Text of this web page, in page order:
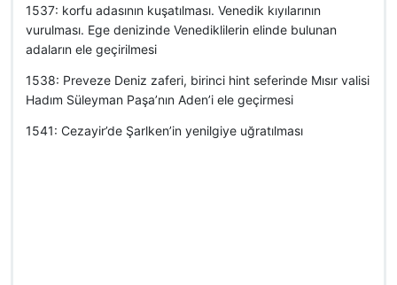
1537: korfu adasının kuşatılması. Venedik kıyılarının
vurulması. Ege denizinde Venediklilerin elinde bulunan
adaların ele geçirilmesi
1538: Preveze Deniz zaferi, birinci hint seferinde Mısır valisi
Hadım Süleyman Paşa’nın Aden’i ele geçirmesi
1541: Cezayir’de Şarlken’in yenilgiye uğratılması